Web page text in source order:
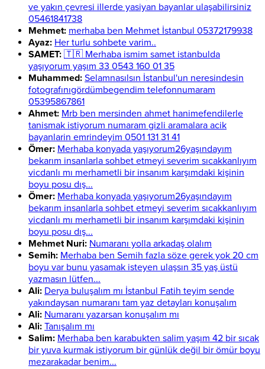
ve yakın çevresi illerde yasiyan bayanlar ulaşabilirsiniz
05461841738
Mehmet: merhaba ben Mehmet İstanbul 05372179938
Ayaz: Her turlu sohbete varim..
SAMET: 🇹🇷 Merhaba ismim samet istanbulda
yaşıyorum yaşım 33 0543 160 01 35
Muhammed: Selamnasılsın İstanbul'un neresindesin
fotografınıgördümbegendim telefonnumaram
05395867861
Ahmet: Mrb ben mersinden ahmet hanimefendilerle
tanismak istiyorum numaram gizli aramalara acik
bayanlarin emrindeyim 0501 131 31 41
Ömer: Merhaba konyada yaşıyorum26yaşındayım
bekarım insanlarla sohbet etmeyi severim sıcakkanlıyım
vicdanlı mı merhametli bir insanım karşımdaki kişinin
boyu posu dış...
Ömer: Merhaba konyada yaşıyorum26yaşındayım
bekarım insanlarla sohbet etmeyi severim sıcakkanlıyım
vicdanlı mı merhametli bir insanım karşımdaki kişinin
boyu posu dış...
Mehmet Nuri: Numaranı yolla arkadaş olalım
Semih: Merhaba ben Semih fazla söze gerek yok 20 cm
boyu var bunu yasamak isteyen ulaşsın 35 yaş üstü
yazmasın lütfen...
Ali: Derya buluşalım mı İstanbul Fatih teyim sende
yakındaysan numaranı tam yaz detayları konuşalım
Ali: Numaranı yazarsan konuşalım mı
Ali: Tanışalım mı
Salim: Merhaba ben karabukten salim yaşım 42 bir sıcak
bir yuva kurmak istiyorum bir günlük değil bir ömür boyu
mezarakadar benim...